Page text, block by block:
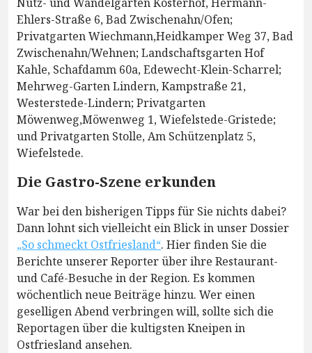
Ehlers-Straße 6, Bad Zwischenahn/Ofen;
Privatgarten Wiechmann,Heidkamper Weg 37, Bad
Zwischenahn/Wehnen; Landschaftsgarten Hof
Kahle, Schafdamm 60a, Edewecht-Klein-Scharrel;
Mehrweg-Garten Lindern, Kampstraße 21,
Westerstede-Lindern; Privatgarten
Möwenweg,Möwenweg 1, Wiefelstede-Gristede;
und Privatgarten Stolle, Am Schützenplatz 5,
Wiefelstede.
Die Gastro-Szene erkunden
War bei den bisherigen Tipps für Sie nichts dabei?
Dann lohnt sich vielleicht ein Blick in unser Dossier
„So schmeckt Ostfriesland“. Hier finden Sie die
Berichte unserer Reporter über ihre Restaurant-
und Café-Besuche in der Region. Es kommen
wöchentlich neue Beiträge hinzu. Wer einen
geselligen Abend verbringen will, sollte sich die
Reportagen über die kultigsten Kneipen in
Ostfriesland ansehen.